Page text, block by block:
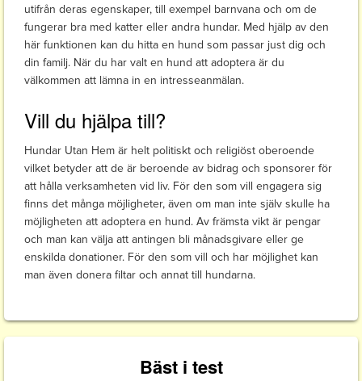
utifrån deras egenskaper, till exempel barnvana och om de
fungerar bra med katter eller andra hundar. Med hjälp av den
här funktionen kan du hitta en hund som passar just dig och
din familj. När du har valt en hund att adoptera är du
välkommen att lämna in en intresseanmälan.
Vill du hjälpa till?
Hundar Utan Hem är helt politiskt och religiöst oberoende
vilket betyder att de är beroende av bidrag och sponsorer för
att hålla verksamheten vid liv. För den som vill engagera sig
finns det många möjligheter, även om man inte själv skulle ha
möjligheten att adoptera en hund. Av främsta vikt är pengar
och man kan välja att antingen bli månadsgivare eller ge
enskilda donationer. För den som vill och har möjlighet kan
man även donera filtar och annat till hundarna.
Bäst i test